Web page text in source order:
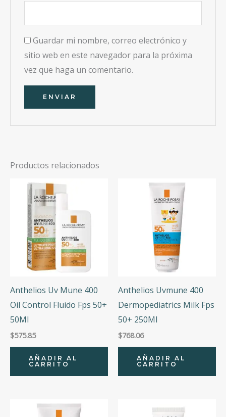
Guardar mi nombre, correo electrónico y
sitio web en este navegador para la próxima
vez que haga un comentario.
Productos relacionados
Anthelios Uv Mune 400
Oil Control Fluido Fps 50+
50Ml
$575.85
AÑADIR AL
CARRITO
Anthelios Uvmune 400
Dermopediatrics Milk Fps
50+ 250Ml
$768.06
AÑADIR AL
CARRITO